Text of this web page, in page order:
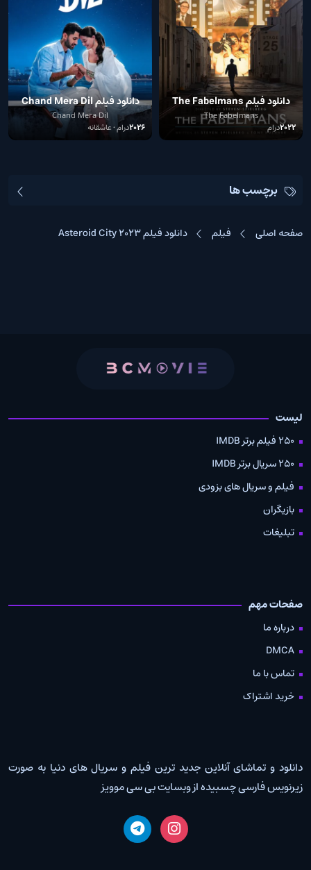
دانلود فیلم The Fabelmans
2022
The Fabelmans
2022درام
دانلود فیلم Chand Mera Dil
2026
Chand Mera Dil
2026درام • عاشقانه
برچسب ها
صفحه اصلی فیلم دانلود فیلم Asteroid City 2023
لیست
250 فیلم برتر IMDB
250 سریال برتر IMDB
فیلم و سریال های بزودی
بازیگران
تبلیغات
صفحات مهم
درباره ما
DMCA
تماس با ما
خرید اشتراک
دانلود و تماشای آنلاین جدید ترین فیلم و سریال های دنیا به صورت
زیرنویس فارسی چسبیده از وبسایت بی سی موویز